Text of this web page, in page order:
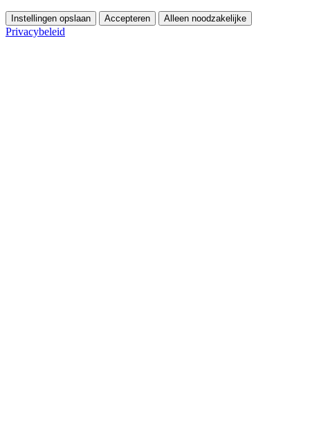
Instellingen opslaan Accepteren Alleen noodzakelijke
Privacybeleid